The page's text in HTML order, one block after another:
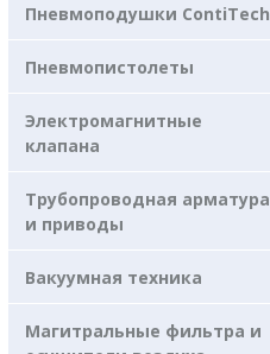
Пневмоподушки ContiTech
Пневмопистолеты
Электромагнитные
клапана
Трубопроводная арматура
и приводы
Вакуумная техника
Магитральные фильтра и